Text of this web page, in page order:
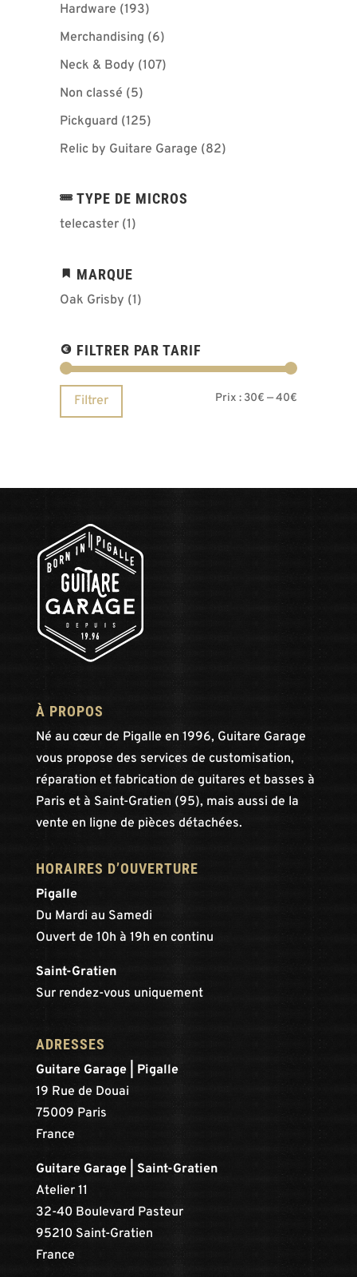
Hardware (193)
Merchandising (6)
Neck & Body (107)
Non classé (5)
Pickguard (125)
Relic by Guitare Garage (82)
TYPE DE MICROS
telecaster (1)
MARQUE
Oak Grisby (1)
FILTRER PAR TARIF
Filtrer Prix : 30€ —40€
À PROPOS
Né au cœur de Pigalle en 1996, Guitare Garage
vous propose des services de customisation,
réparation et fabrication de guitares et basses à
Paris et à Saint-Gratien (95), mais aussi de la
vente en ligne de pièces détachées.
HORAIRES D’OUVERTURE
Pigalle
Du Mardi au Samedi
Ouvert de 10h à 19h en continu
Saint-Gratien
Sur rendez-vous uniquement
ADRESSES
Guitare Garage | Pigalle
19 Rue de Douai
75009 Paris
France
Guitare Garage | Saint-Gratien
Atelier 11
32-40 Boulevard Pasteur
95210 Saint-Gratien
France